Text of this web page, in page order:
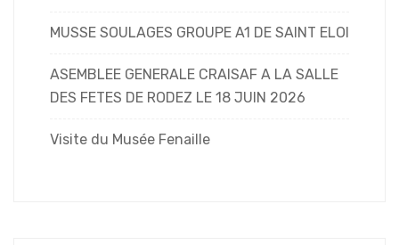
MUSSE SOULAGES GROUPE A1 DE SAINT ELOI
ASEMBLEE GENERALE CRAISAF A LA SALLE
DES FETES DE RODEZ LE 18 JUIN 2026
Visite du Musée Fenaille